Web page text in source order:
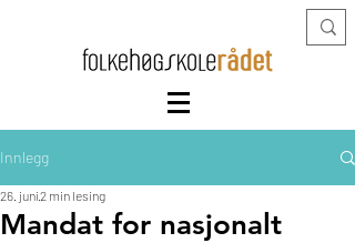
Innlegg
Mandat for nasjonalt
26. juni2 min lesing